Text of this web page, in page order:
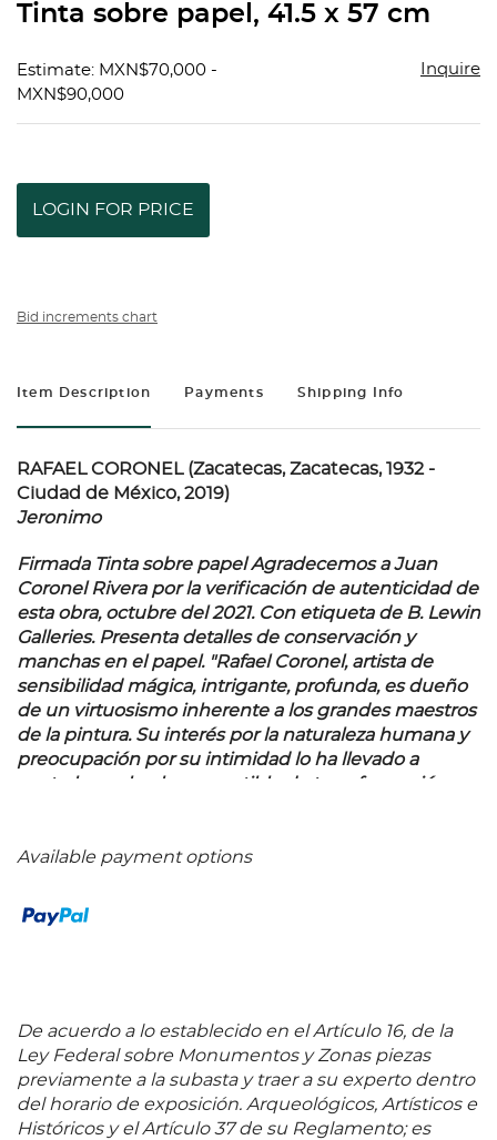
Tinta sobre papel, 41.5 x 57 cm
Estimate: MXN$70,000 -
MXN$90,000
Inquire
LOGIN FOR PRICE
Bid increments chart
Item Description Payments Shipping Info
RAFAEL CORONEL (Zacatecas, Zacatecas, 1932 -
Ciudad de México, 2019)
Jeronimo
Firmada Tinta sobre papel Agradecemos a Juan
Coronel Rivera por la verificación de autenticidad de
esta obra, octubre del 2021. Con etiqueta de B. Lewin
Galleries. Presenta detalles de conservación y
manchas en el papel. "Rafael Coronel, artista de
sensibilidad mágica, intrigante, profunda, es dueño
de un virtuosismo inherente a los grandes maestros
de la pintura. Su interés por la naturaleza humana y
preocupación por su intimidad lo ha llevado a
captarla y volverla susceptible de transformación en
Available payment options
De acuerdo a lo establecido en el Artículo 16, de la
Ley Federal sobre Monumentos y Zonas piezas
previamente a la subasta y traer a su experto dentro
del horario de exposición. Arqueológicos, Artísticos e
Históricos y el Artículo 37 de su Reglamento; es